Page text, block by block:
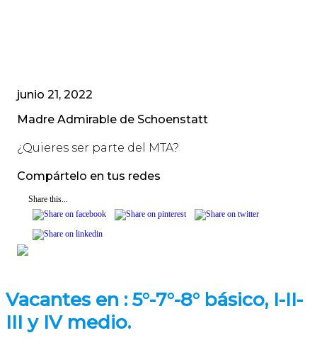
junio 21, 2022
Madre Admirable de Schoenstatt
¿Quieres ser parte del MTA?
Compártelo en tus redes
Share this...
Vacantes en : 5°-7°-8° básico, I-II-
III y IV medio.